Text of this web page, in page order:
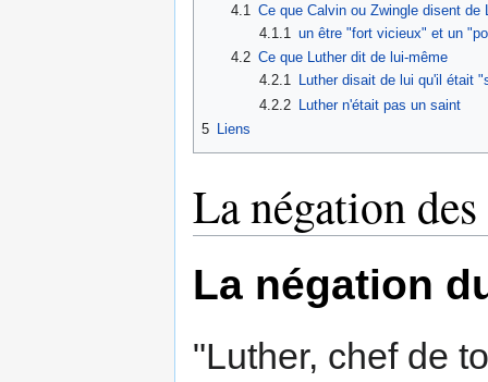
4.1
Ce que Calvin ou Zwingle disent de
4.1.1
un être "fort vicieux" et un
4.2 Ce que Luther dit de lui-même
4.2.1 Luther disait de lui qu'il était
4.2.2 Luther n'était pas un saint
5
Liens
La négation
La négation
"Luther, chef de